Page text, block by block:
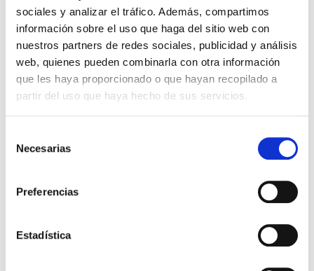
sociales y analizar el tráfico. Además, compartimos
información sobre el uso que haga del sitio web con
nuestros partners de redes sociales, publicidad y análisis
web, quienes pueden combinarla con otra información
que les haya proporcionado o que hayan recopilado a
partir del uso que haya hecho de sus servicios.
Necesarias
Preferencias
Estadística
AYUDAS DINÁMICAS
9,24€